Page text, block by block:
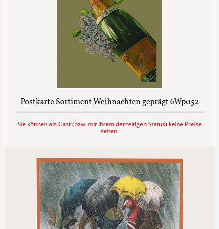
Postkarte Sortiment Weihnachten geprägt 6Wp052
Sie können als Gast (bzw. mit Ihrem derzeitigen Status) keine Preise
sehen.